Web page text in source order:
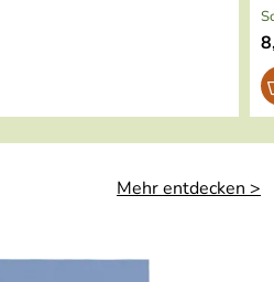
Mehr entdecken >